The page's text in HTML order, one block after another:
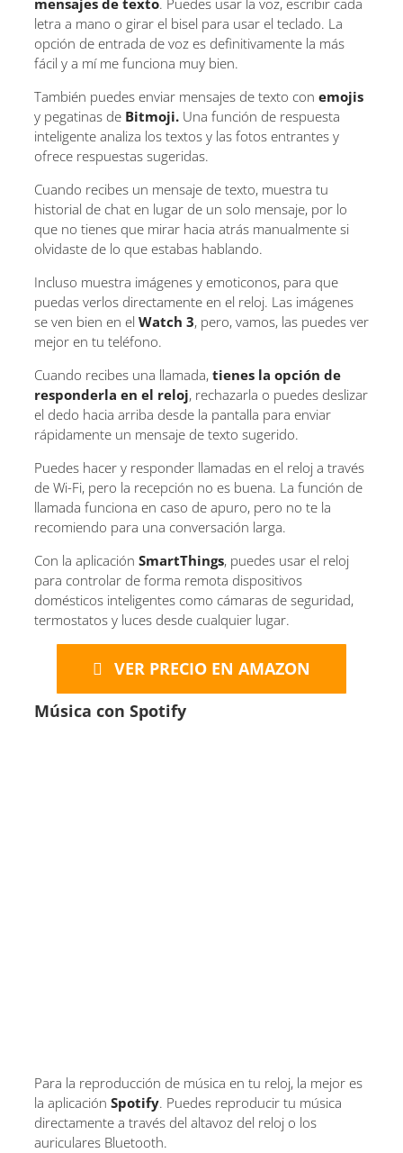
letra a mano o girar el bisel para usar el teclado. La
opción de entrada de voz es definitivamente la más
fácil y a mí me funciona muy bien.
También puedes enviar mensajes de texto con emojis
y pegatinas de Bitmoji. Una función de respuesta
inteligente analiza los textos y las fotos entrantes y
ofrece respuestas sugeridas.
Cuando recibes un mensaje de texto, muestra tu
historial de chat en lugar de un solo mensaje, por lo
que no tienes que mirar hacia atrás manualmente si
olvidaste de lo que estabas hablando.
Incluso muestra imágenes y emoticonos, para que
puedas verlos directamente en el reloj. Las imágenes
se ven bien en el Watch 3, pero, vamos, las puedes ver
mejor en tu teléfono.
Cuando recibes una llamada, tienes la opción de
responderla en el reloj, rechazarla o puedes deslizar
el dedo hacia arriba desde la pantalla para enviar
rápidamente un mensaje de texto sugerido.
Puedes hacer y responder llamadas en el reloj a través
de Wi-Fi, pero la recepción no es buena. La función de
llamada funciona en caso de apuro, pero no te la
recomiendo para una conversación larga.
Con la aplicación SmartThings, puedes usar el reloj
para controlar de forma remota dispositivos
domésticos inteligentes como cámaras de seguridad,
termostatos y luces desde cualquier lugar.
VER PRECIO EN AMAZON
Música con Spotify
Para la reproducción de música en tu reloj, la mejor es
la aplicación Spotify. Puedes reproducir tu música
directamente a través del altavoz del reloj o los
auriculares Bluetooth.